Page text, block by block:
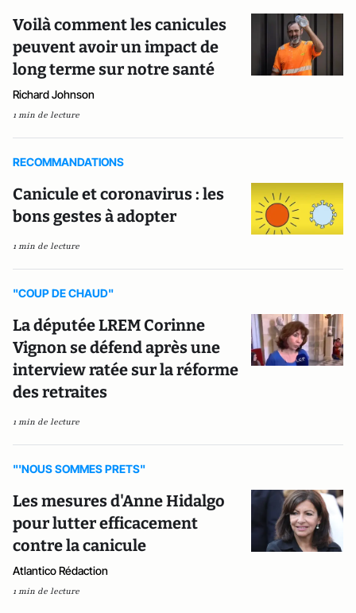
Voilà comment les canicules
peuvent avoir un impact de
long terme sur notre santé
Richard Johnson
1 min de lecture
RECOMMANDATIONS
Canicule et coronavirus : les
bons gestes à adopter
1 min de lecture
"COUP DE CHAUD"
La députée LREM Corinne
Vignon se défend après une
interview ratée sur la réforme
des retraites
1 min de lecture
"'NOUS SOMMES PRETS"
Les mesures d'Anne Hidalgo
pour lutter efficacement
contre la canicule
Atlantico Rédaction
1 min de lecture